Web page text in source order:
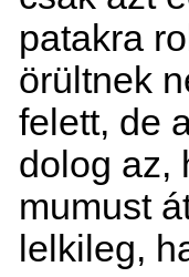
patakra
örültnek
felett, de
dolog az,
mumust
lelkileg,